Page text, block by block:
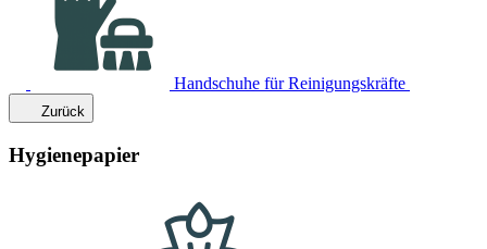
Handschuhe für Reinigungskräfte
Zurück
Hygienepapier